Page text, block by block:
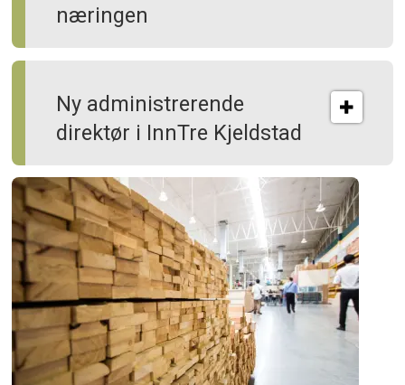
næringen
Ny administrerende
direktør i InnTre Kjeldstad